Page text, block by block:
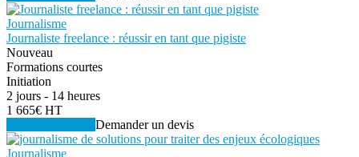
Journalisme
Journaliste freelance : réussir en tant que pigiste
Nouveau
Formations courtes
Initiation
2 jours - 14 heures
1 665€ HT
Demander un devis
Journalisme